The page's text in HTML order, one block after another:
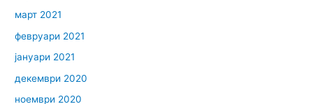
март 2021
февруари 2021
јануари 2021
декември 2020
ноември 2020